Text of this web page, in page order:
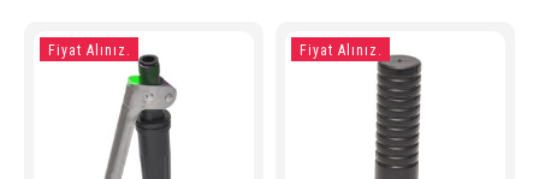
Fiyat Alınız. Fiyat Alınız.